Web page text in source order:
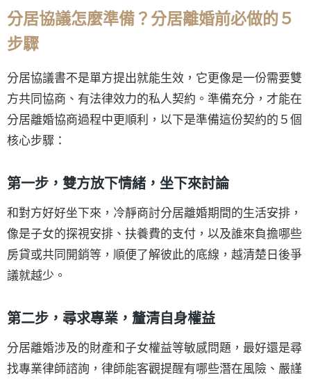
分居協議怎麼準備？分居離婚前必做的５
步驟
分居協議書不是單方提出就能生效，它更像是一份需要雙
方共同協商、有法律效力的私人契約。準備充分，才能在
分居離婚協商過程中更順利，以下是準備這份契約的５個
核心步驟：
第一步，雙方放下情緒，坐下來討論
和對方好好坐下來，冷靜商討分居離婚期間的生活安排，
像是子女的探視安排、扶養費的支付，以及誰來負擔哪些
房貸或共同開銷等，順便了解彼此的底線，越清楚日後爭
議就越少。
第二步，尋求專業，釐清自身權益
分居離婚涉及的財產和子女權益等敏感問題，最好還是尋
找專業律師諮詢，律師能客觀提醒有哪些潛在風險、嚴謹